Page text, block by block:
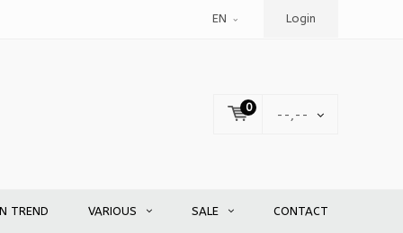
EN Login
0
--,--
TREND VARIOUS SALE CONTACT